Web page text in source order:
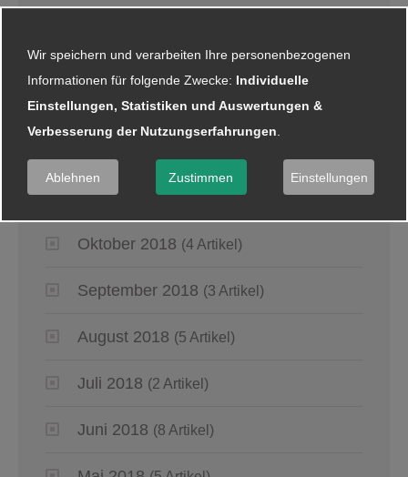
März 2019
Januar 2019 (5 Artikel)
2018
November 2018 (2 Artikel)
Oktober 2018 (4 Artikel)
September 2018 (3 Artikel)
August 2018 (5 Artikel)
Juli 2018 (2 Artikel)
Juni 2018 (8 Artikel)
Wir speichern und verarbeiten Ihre personenbezogenen
Informationen für folgende Zwecke: Individuelle
Einstellungen, Statistiken und Auswertungen &
Verbesserung der Nutzungserfahrungen.
Ablehnen Zustimmen Einstellungen